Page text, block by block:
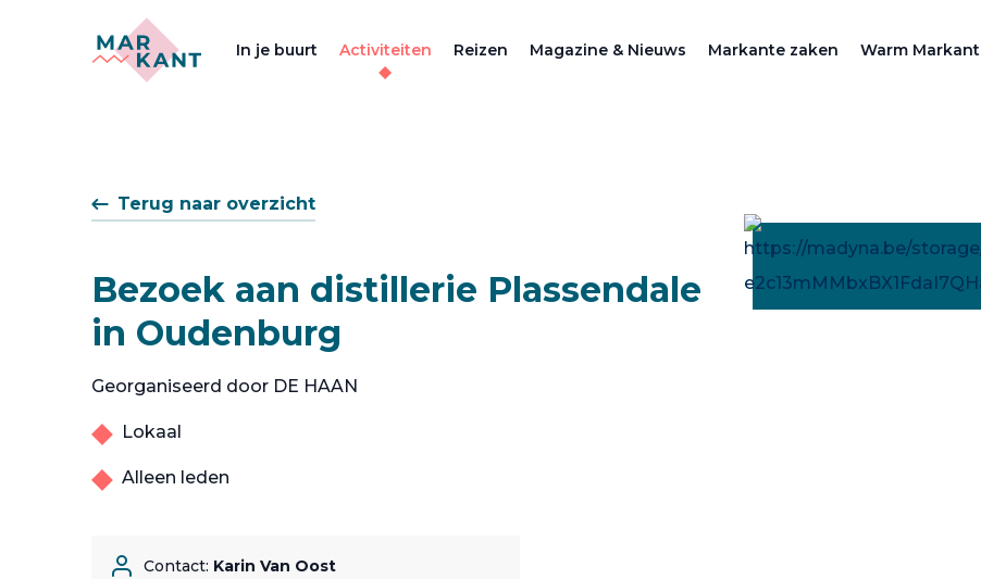
In je buurt Activiteiten Reizen Magazine & Nieuws Markante zaken Warm Markant
Terug naar overzicht
Bezoek aan distillerie Plassendale
in Oudenburg
Georganiseerd door DE HAAN
Lokaal
Alleen leden
Contact: Karin Van Oost